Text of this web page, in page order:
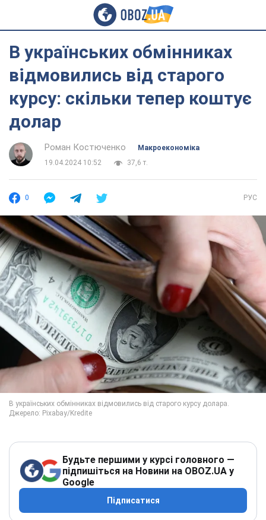
В українських обмінниках
відмовились від старого
курсу: скільки тепер коштує
долар
Роман Костюченко
Mакроекономіка
19.04.2024 10:52
37,6 т.
0 РУС
Будьте першими у курсі головного —
підпишіться на Новини на OBOZ.UA у
Google
Підписатися